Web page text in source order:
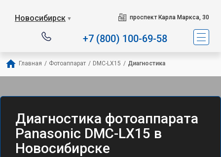
Новосибирск ▼ проспект Карла Маркса, 30
+7 (800) 100-69-58
Главная / Фотоаппарат / DMC-LX15 / Диагностика
Диагностика фотоаппарата
Panasonic DMC-LX15 в
Новосибирске